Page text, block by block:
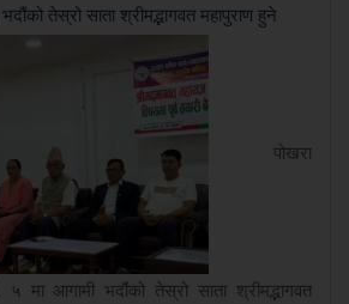
तेस्रो साता श्रीमद्भागवत महापुराण हुने
पोखरा
५ मा आगामी भदौंको तेस्रो साता श्रीमद्भागवत